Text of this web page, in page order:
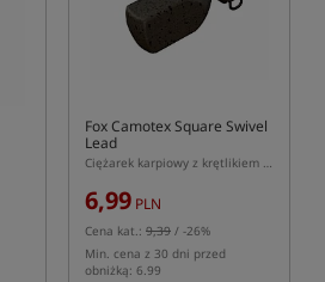
Fox Camotex Square Swivel
Lead
Ciężarek karpiowy z krętlikiem w kształcie Square
6,99 PLN
Cena kat.: 9,39 / -26%
Min. cena z 30 dni przed
obniżką: 6.99